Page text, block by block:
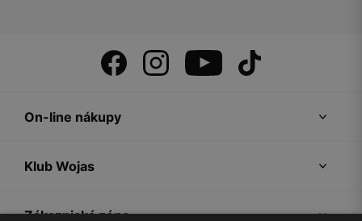
On-line nákupy
Klub Wojas
Zákaznická zóna